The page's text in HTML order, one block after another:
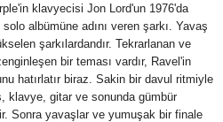
klavyecisi Jon Lord'un 1976'da
solo albümüne adını veren şarkı. Yavaş
şarkılardandır. Tekrarlanan ve
bir teması vardır, Ravel'in
hatırlatır biraz. Sakin bir davul ritmiyle
klavye, gitar ve sonunda gümbür
Sonra yavaşlar ve yumuşak bir finale